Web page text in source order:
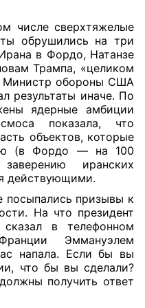
числе сверхтяжелые
обрушились на три
в Фордо, Натанзе
Трампа, «целиком
Министр обороны США
результаты иначе. По
ядерные амбиции
показала, что
объектов, которые
(в Фордо — на 100
иранских
действующими.
посыпались призывы к
На что президент
в телефонном
Эммануэлем
напала. Если бы вы
что бы вы сделали?
получить ответ